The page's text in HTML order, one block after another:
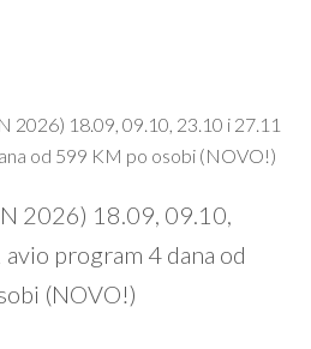
2026) 18.09, 09.10,
program 4 dana od
(NOVO!)